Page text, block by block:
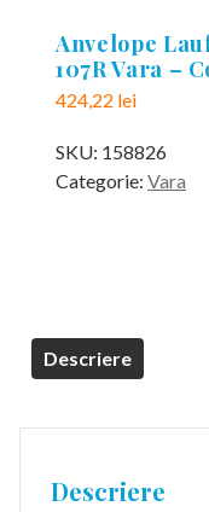
Anvelope
107R Vara –
424,22 lei
SKU: 158826
Categorie: Vara
Descriere
Descriere